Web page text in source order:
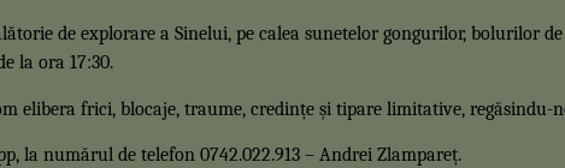
de explorare a Sinelui, pe calea sunetelor gongurilor, bolurilor
la ora 17:30.
elibera frici, blocaje, traume, credințe și tipare limitative,
la numărul de telefon 0742.022.913 – Andrei Zlampareț.